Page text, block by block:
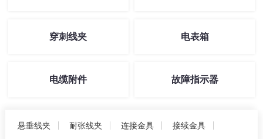
穿刺线夹 电表箱
电缆附件 故障指示器
悬垂线夹 耐张线夹 连接金具 接续金具